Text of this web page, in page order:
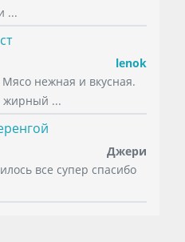
...
lenok
нежная и вкусная.
жирный ...
Джери
все супер спасибо